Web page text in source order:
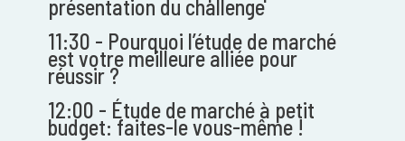
présentation du challenge
11:30 - Pourquoi l’étude de marché
est votre meilleure alliée pour
réussir ?
12:00 - Étude de marché à petit
budget: faites-le vous-même !